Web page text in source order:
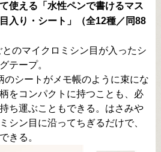
使える「水性ペンで書けるマス
入り・シート」（全12種／同88
のマイクロミシン目が入ったシ
テープ。
のシートがメモ帳のように束にな
をコンパクトに持つことも、必
ち運ぶこともできる。はさみや
シン目に沿ってちぎるだけで、
きる。